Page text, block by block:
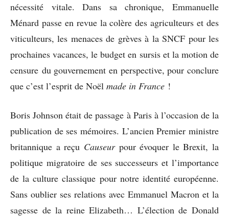
nécessité vitale. Dans sa chronique, Emmanuelle
Ménard passe en revue la colère des agriculteurs et des
viticulteurs, les menaces de grèves à la SNCF pour les
prochaines vacances, le budget en sursis et la motion de
censure du gouvernement en perspective, pour conclure
que c’est l’esprit de Noël made in France !
Boris Johnson était de passage à Paris à l’occasion de la
publication de ses mémoires. L’ancien Premier ministre
britannique a reçu Causeurpour évoquer le Brexit, la
politique migratoire de ses successeurs et l’importance
de la culture classique pour notre identité européenne.
Sans oublier ses relations avec Emmanuel Macron et la
sagesse de la reine Elizabeth… L’élection de Donald